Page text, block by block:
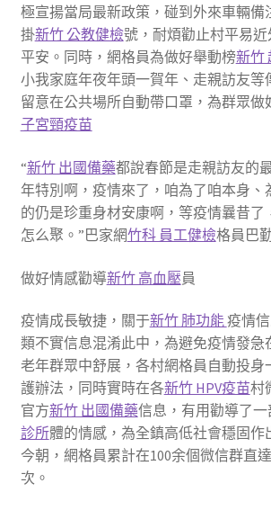
極宣揚當局最新政策，碰到外來車輛備
掛新竹 公教健檢號，耐煩勸止村平易
平安。同時，網格員為做好舉動榜新竹
小我家庭年夜年頭一賀年、走親訪友等
留意在公共場所自動帶口罩，為群眾做
子宮頸疫苗
“新竹 出國備藥都說春節是走親訪友的
年特別啊，疫情來了，咱為了咱本身、
的仍是珍重身材安康啊，等疫情曩昔了
怎么聚。”巴家網竹科 員工健檢格員巴
做好情感勸導新竹 高血壓員
疫情成長敏捷，關于新竹 肺功能疫情
類不實信息混淆此中，為避免疫情發急
老年群眾中舒展，各村網格員自動投身
護辦法，同時實時在各新竹 HPV疫苗村
官方新竹 出國備藥信息，有用勸導了
診所體的情感，為全鎮高低社會穩固作
今朝，網格員累計在100余個微信群直
次。